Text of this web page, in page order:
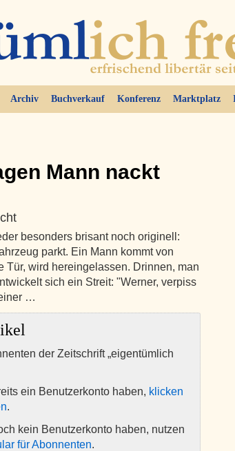
Archiv Buchverkauf Konferenz Marktplatz
Mann nackt
besonders brisant noch originell:
parkt. Ein Mann kommt von
Tür, wird hereingelassen. Drinnen, man
sich ein Streit: "Werner, verpiss
…
der Zeitschrift „eigentümlich
ein Benutzerkonto haben, klicken
.
kein Benutzerkonto haben, nutzen
für Abonnenten.